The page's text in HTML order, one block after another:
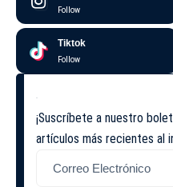
Follow
Tiktok
Follow
¡Suscríbete a nuestro
artículos más recientes al